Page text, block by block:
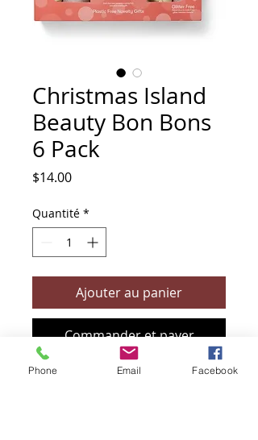
Christmas Island
Beauty Bon Bons
6 Pack
$14.00Prix
Quantité *
Ajouter au panier
Commander et payer
Phone Email Facebook